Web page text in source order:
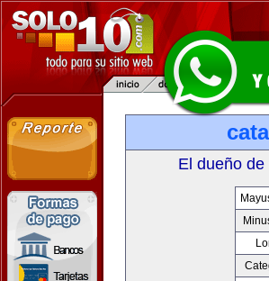
El dueño